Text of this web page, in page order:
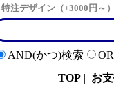
注デザイン（+3000円
AND(かつ)検索
TOP | お